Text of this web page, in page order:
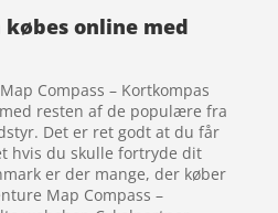
online med
Compass – Kortkompas
resten af de populære fra
Det er ret godt at du får
hvis du skulle fortryde dit
er der mange, der køber
Map Compass –